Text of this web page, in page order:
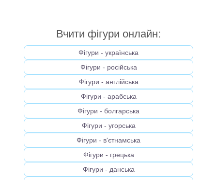
Вчити фігури онлайн:
Фігури - українська
Фігури - російська
Фігури - англійська
Фігури - арабська
Фігури - болгарська
Фігури - угорська
Фігури - в'єтнамська
Фігури - грецька
Фігури - данська